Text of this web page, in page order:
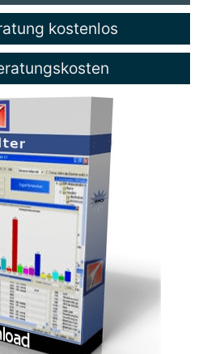
kostenlos